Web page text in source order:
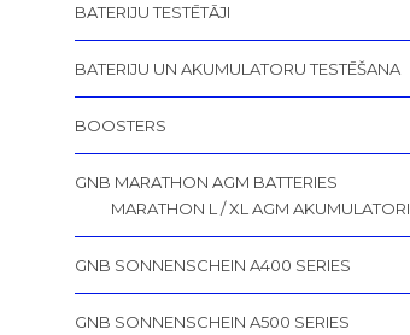
BATERIJU TESTĒTĀJI
BATERIJU UN AKUMULATORU TESTĒŠANA
BOOSTERS
GNB MARATHON AGM BATTERIES
MARATHON L / XL AGM AKUMULATORI
GNB SONNENSCHEIN A400 SERIES
GNB SONNENSCHEIN A500 SERIES